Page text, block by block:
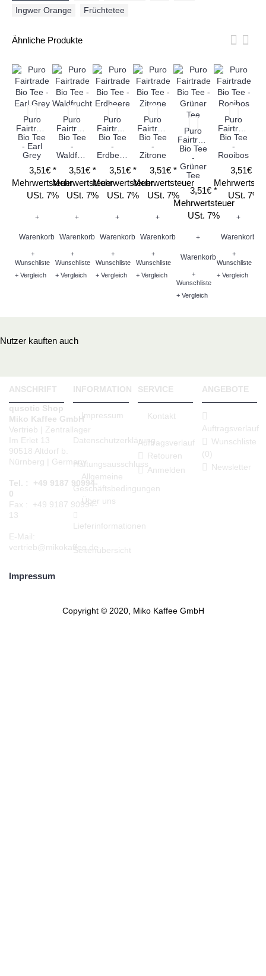
Ingwer Orange
Früchtetee
Ähnliche Produkte
Puro
Fairtrade
Bio Tee
- Earl
Grey
3,51€ *
Mehrwertsteuer
USt. 7%
+
Warenkorb
+
Wunschliste
+ Vergleich
Puro
Fairtrade
Bio Tee
-
Waldfrucht
3,51€ *
Mehrwertsteuer
USt. 7%
+
Warenkorb
+
Wunschliste
+ Vergleich
Puro
Fairtrade
Bio Tee
-
Erdbeere
3,51€ *
Mehrwertsteuer
USt. 7%
+
Warenkorb
+
Wunschliste
+ Vergleich
Puro
Fairtrade
Bio Tee
-
Zitrone
3,51€ *
Mehrwertsteuer
USt. 7%
+
Warenkorb
+
Wunschliste
+ Vergleich
Puro
Fairtrade
Bio Tee
-
Grüner
Tee
3,51€ *
Mehrwertsteuer
USt. 7%
+
Warenkorb
+
Wunschliste
+ Vergleich
Puro
Fairtrade
Bio Tee
-
Rooibos
3,51€ *
USt. 7%
+
Warenkorb
+
Wunschliste
+ Vergleich
Nutzer kauften auch
ANSCHRIFT
qusotic Shop
Miko Kaffee GmbH
Vertrieb | Zentrallager
Im Erlet 13
90518 Altdorf b.
Nürnberg | Germany
Tel. : +49 9187 90994-
0
Fax : +49 9187 90994-
13
E-Mail:
vertrieb@mikokaffee.de
INFORMATION
Impressum
Datenschutzerklärung
Haftungsausschluss
Allgemeine
Geschäftsbedingungen
Über uns
Lieferinformationen
Seitenübersicht
SERVICE
Kontakt
Auftragsverlauf
Retouren
Anmelden
ANGEBOTE
Auftragsverlauf
Wunschliste
(0)
Newsletter
Impressum
Copyright © 2020, Miko Kaffee GmbH